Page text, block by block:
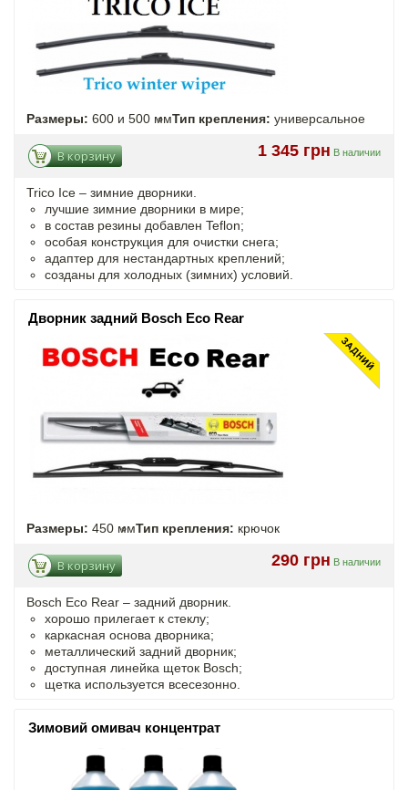
Размеры: 600 и 500 ммТип крепления: универсальное
1 345 грн В наличии
В корзину
Trico Ice – зимние дворники.
лучшие зимние дворники в мире;
в состав резины добавлен Teflon;
особая конструкция для очистки снега;
адаптер для нестандартных креплений;
созданы для холодных (зимних) условий.
Дворник задний Bosch Eco Rear
Размеры: 450 ммТип крепления: крючок
290 грн В наличии
В корзину
Bosch Eco Rear – задний дворник.
хорошо прилегает к стеклу;
каркасная основа дворника;
металлический задний дворник;
доступная линейка щеток Bosch;
щетка используется всесезонно.
Зимовий омивач концентрат